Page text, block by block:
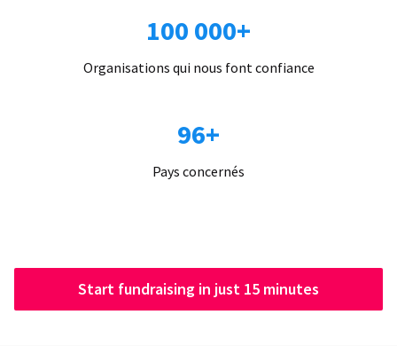
100 000+
Organisations qui nous font confiance
96+
Pays concernés
Start fundraising in just 15 minutes